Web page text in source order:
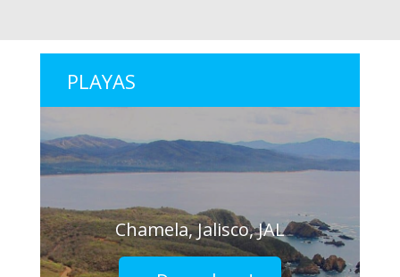
PLAYAS
Chamela, Jalisco, JAL